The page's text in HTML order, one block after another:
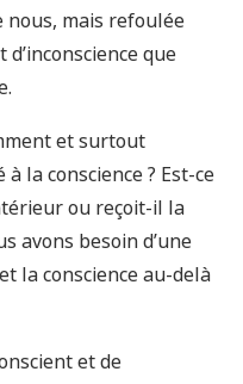
nous, mais refoulée
que
et surtout
la conscience ? Est-ce
ou reçoit-il la
avons besoin d’une
la conscience au-delà
et de